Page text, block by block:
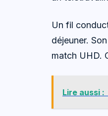
Un fil
déjeuner.
match UHD.
Lire aussi :